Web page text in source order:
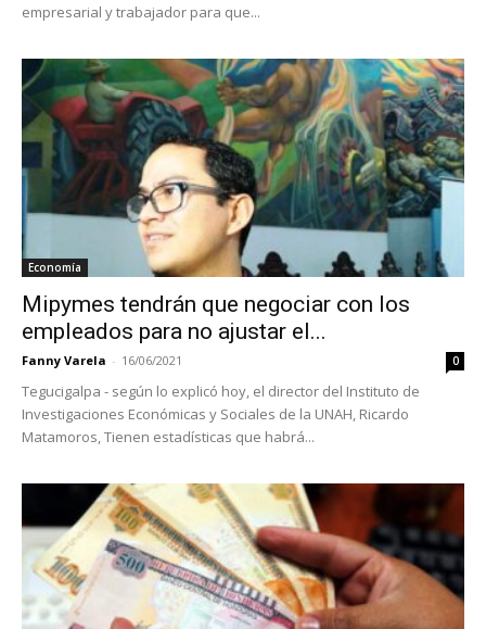
empresarial y trabajador para que...
Economía
Mipymes tendrán que negociar con los
empleados para no ajustar el...
Fanny Varela - 16/06/2021 0
Tegucigalpa - según lo explicó hoy, el director del Instituto de
Investigaciones Económicas y Sociales de la UNAH, Ricardo
Matamoros, Tienen estadísticas que habrá...